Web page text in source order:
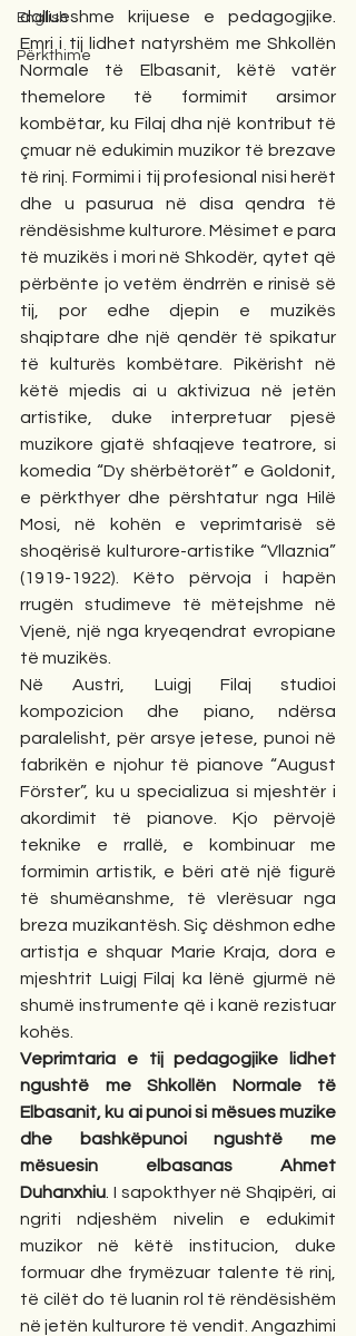
English
Përkthime
dallueshme krijuese e pedagogjike.
Emri i tij lidhet natyrshëm me Shkollën
Normale të Elbasanit, këtë vatër
themelore të formimit arsimor
kombëtar, ku Filaj dha një kontribut të
çmuar në edukimin muzikor të brezave
të rinj. Formimi i tij profesional nisi herët
dhe u pasurua në disa qendra të
rëndësishme kulturore. Mësimet e para
të muzikës i mori në Shkodër, qytet që
përbënte jo vetëm ëndrrën e rinisë së
tij, por edhe djepin e muzikës
shqiptare dhe një qendër të spikatur
të kulturës kombëtare. Pikërisht në
këtë mjedis ai u aktivizua në jetën
artistike, duke interpretuar pjesë
muzikore gjatë shfaqjeve teatrore, si
komedia “Dy shërbëtorët” e Goldonit,
e përkthyer dhe përshtatur nga Hilë
Mosi, në kohën e veprimtarisë së
shoqërisë kulturore-artistike “Vllaznia”
(1919-1922). Këto përvoja i hapën
rrugën studimeve të mëtejshme në
Vjenë, një nga kryeqendrat evropiane
të muzikës.
Në Austri, Luigj Filaj studioi
kompozicion dhe piano, ndërsa
paralelisht, për arsye jetese, punoi në
fabrikën e njohur të pianove “August
Förster”, ku u specializua si mjeshtër i
akordimit të pianove. Kjo përvojë
teknike e rrallë, e kombinuar me
formimin artistik, e bëri atë një figurë
të shumëanshme, të vlerësuar nga
breza muzikantësh. Siç dëshmon edhe
artistja e shquar Marie Kraja, dora e
mjeshtrit Luigj Filaj ka lënë gjurmë në
shumë instrumente që i kanë rezistuar
kohës.
Veprimtaria e tij pedagogjike lidhet
ngushtë me Shkollën Normale të
Elbasanit, ku ai punoi si mësues muzike
dhe bashkëpunoi ngushtë me
mësuesin elbasanas Ahmet
Duhanxhiu . I sapokthyer në Shqipëri, ai
ngriti ndjeshëm nivelin e edukimit
muzikor në këtë institucion, duke
formuar dhe frymëzuar talente të rinj,
të cilët do të luanin rol të rëndësishëm
në jetën kulturore të vendit. Angazhimi